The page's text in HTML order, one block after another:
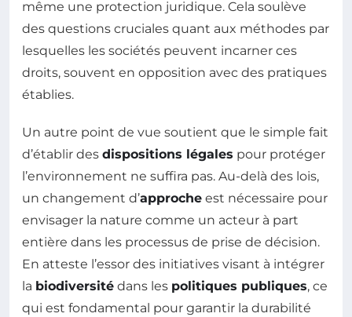
même une protection juridique. Cela soulève
des questions cruciales quant aux méthodes par
lesquelles les sociétés peuvent incarner ces
droits, souvent en opposition avec des pratiques
établies.
Un autre point de vue soutient que le simple fait
d’établir des dispositions légales pour protéger
l’environnement ne suffira pas. Au-delà des lois,
un changement d’approche est nécessaire pour
envisager la nature comme un acteur à part
entière dans les processus de prise de décision.
En atteste l’essor des initiatives visant à intégrer
la biodiversité dans les politiques publiques, ce
qui est fondamental pour garantir la durabilité